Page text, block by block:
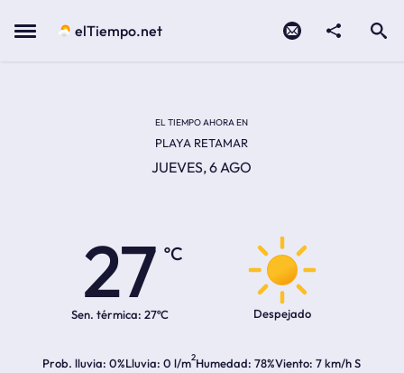
Menu elTiempo.net
EL TIEMPO AHORA EN
PLAYA RETAMAR
JUEVES, 6 AGO
27
ºC
Sen. térmica: 27ºC Despejado
Prob. lluvia 0%Lluvia 0 l/m2Humedad 78%Viento 7 km/h S